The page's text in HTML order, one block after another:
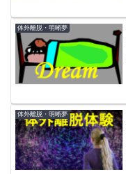
体外離脱・明晰夢
体外離脱・明晰夢